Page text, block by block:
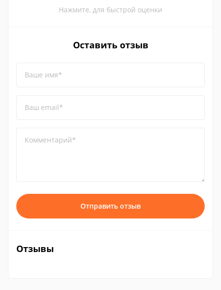
Нажмите, для быстрой оценки
Оставить отзыв
Ваше имя*
Ваш email*
Комментарий*
Отправить отзыв
Отзывы